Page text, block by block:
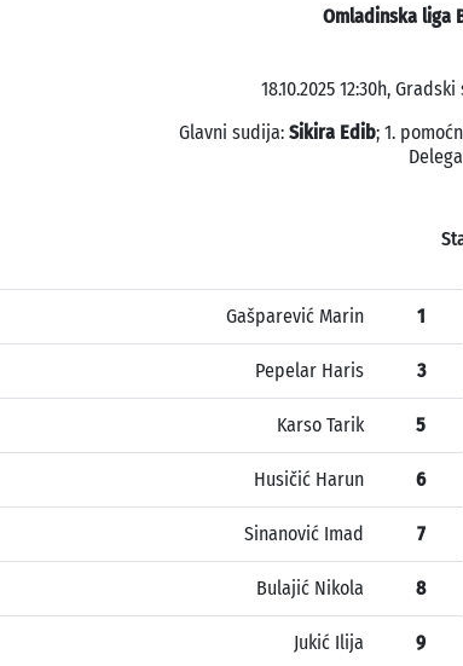
Omladinska liga
18.10.2025 12:30h,
Glavni sudija: Sikira Edib; 1.
Gašparević Marin 1
Pepelar Haris 3
Karso Tarik 5
Husičić Harun 6
Sinanović Imad 7
Bulajić Nikola 8
Jukić Ilija 9